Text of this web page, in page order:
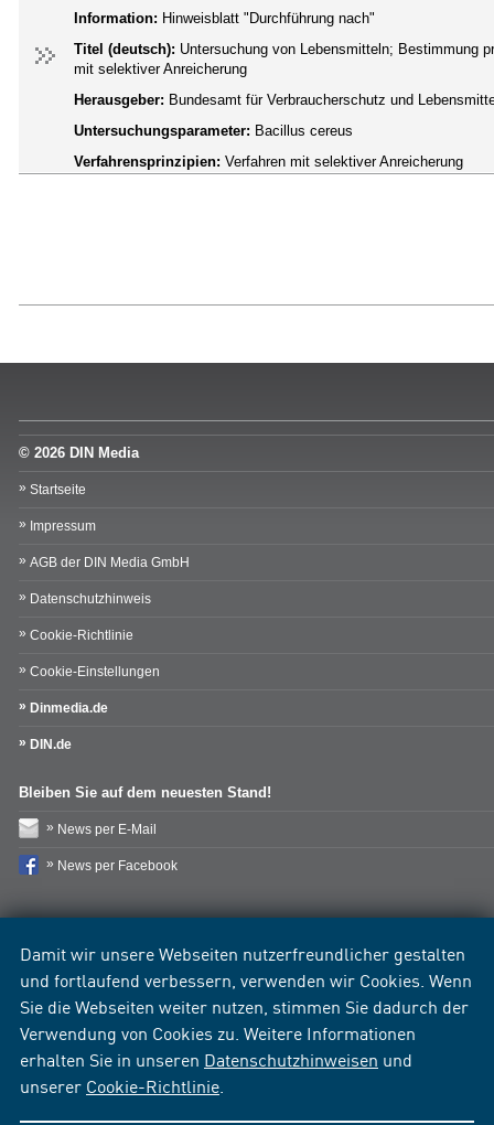
Damit wir unsere Webseiten nutzerfreundlicher gestalten
und fortlaufend verbessern, verwenden wir Cookies. Wenn
Sie die Webseiten weiter nutzen, stimmen Sie dadurch der
Verwendung von Cookies zu. Weitere Informationen
erhalten Sie in unseren Datenschutzhinweisen und
unserer Cookie-Richtlinie
Information: Hinweisblatt "Durchführung nach"
Titel (deutsch): Untersuchung von Lebensmitteln; Bestimmung
mit selektiver Anreicherung
Herausgeber: Bundesamt für Verbraucherschutz und
Untersuchungsparameter: Bacillus cereus
Verfahrensprinzipien: Verfahren mit selektiver Anreicherung
© 2026 DIN Media
Startseite
Impressum
AGB der DIN Media GmbH
Datenschutzhinweis
Cookie-Richtlinie
Cookie-Einstellungen
Dinmedia.de
DIN.de
Bleiben Sie auf dem neuesten Stand!
News per E-Mail
News per Facebook